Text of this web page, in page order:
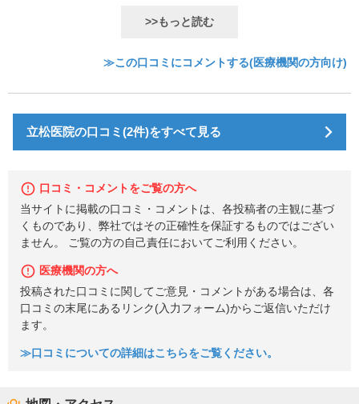
>>もっと読む
≫この口コミにコメントする(医療機関の方向け)
立松医院の口コミ(2件)をすべて見る
口コミ・コメントをご覧の方へ
当サイトに掲載の口コミ・コメントは、各投稿者の主観に基づ
くものであり、弊社ではその正確性を保証するものではござい
ません。 ご覧の方の自己責任においてご利用ください。
医療機関の方へ
投稿された口コミに関してご意見・コメントがある場合は、各
口コミの末尾にあるリンク(入力フォーム)からご返信いただけ
ます。
≫口コミについての詳細はこちらをご覧ください。